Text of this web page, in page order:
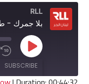
RLL
بلا جمرك -
Play
Episode
10SUBSCRIBE